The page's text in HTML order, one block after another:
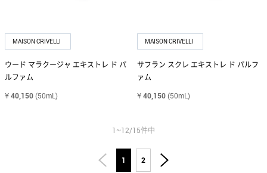
ZEGNA
ゼニア
MAISON CRIVELLI
ウード マラクージャ エキストレ ド パ
ルファム
¥40,150(50mL)
MAISON CRIVELLI
サフラン スクレ エキストレ ド パルフ
ァム
¥40,150(50mL)
1~12/15件中
1 2